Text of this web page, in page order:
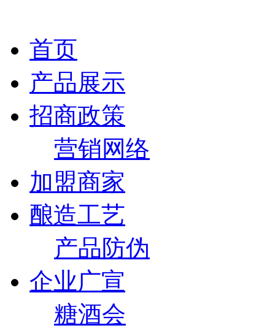
首页
产品展示
招商政策
营销网络
加盟商家
酿造工艺
产品防伪
企业广宣
糖酒会